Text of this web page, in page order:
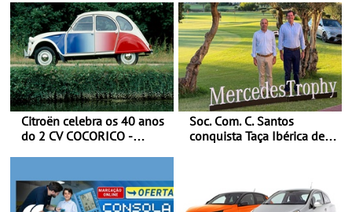
afinação do veículo
Citroën celebra os 40 anos
do 2 CV COCORICO -
Soc. Com. C. Santos
conquista Taça Ibérica de